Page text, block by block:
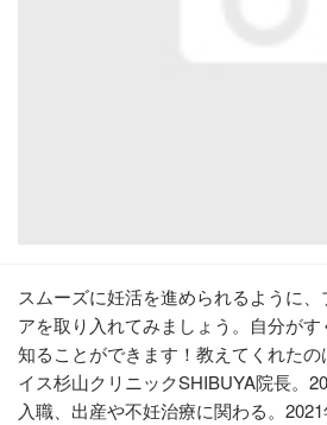
スムーズに妊活を進められるように
アを取り入れてみましょう。自分がす
知ることができます！教えてくれた
イス杉山クリニックSHIBUYA院長。
入職、出産や不妊治療に関わる。